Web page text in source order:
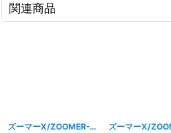
関連商品
ズーマーX/ZOOMER-X用 ウインカーカバー